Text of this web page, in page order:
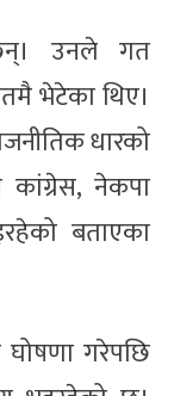
छन्। उनले गत
भेटेका थिए।
धारको
कांग्रेस, नेकपा
बताएका
गरेपछि